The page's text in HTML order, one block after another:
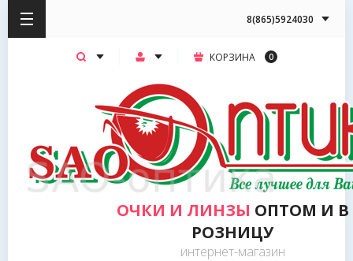
ОЧКИ И ЛИНЗЫ ОПТОМ И В
РОЗНИЦУ
интернет-магазин
КОРЗИНА 0
8(865)5924030